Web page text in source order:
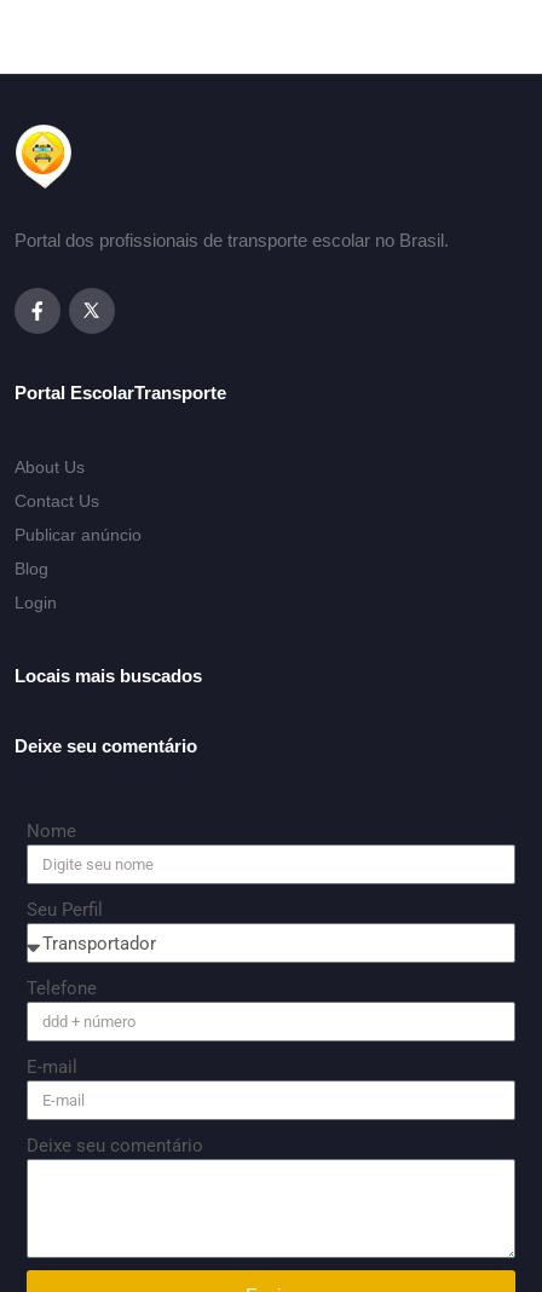
Portal dos profissionais de transporte escolar no Brasil.
Portal EscolarTransporte
About Us
Contact Us
Publicar anúncio
Blog
Login
Locais mais buscados
Deixe seu comentário
Nome
Seu Perfil
Telefone
E-mail
Deixe seu comentário